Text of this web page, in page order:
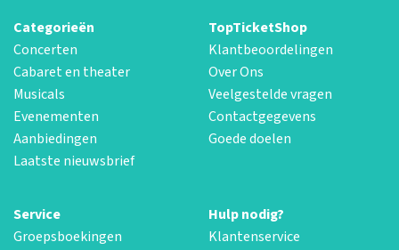
Categorieën
Concerten
Cabaret en theater
Musicals
Evenementen
Aanbiedingen
Laatste nieuwsbrief
TopTicketShop
Klantbeoordelingen
Over Ons
Veelgestelde vragen
Contactgegevens
Goede doelen
Service
Groepsboekingen
Hulp nodig?
Klantenservice